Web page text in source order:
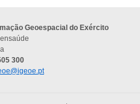
Geoespacial do Exército
300